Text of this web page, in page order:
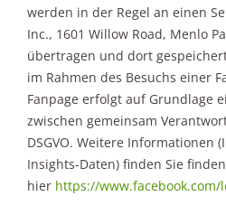
werden in der Regel an einen
Inc., 1601 Willow Road, Menlo
übertragen und dort
im Rahmen des Besuchs einer
Fanpage erfolgt auf Grundlage
zwischen gemeinsam
DSGVO. Weitere Informationen
Insights-Daten) finden Sie
hier https://